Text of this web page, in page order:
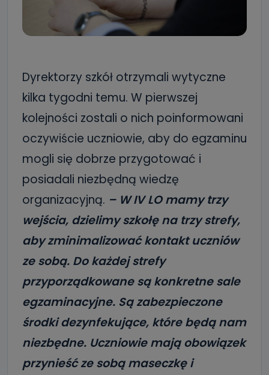
Dyrektorzy szkół otrzymali wytyczne
kilka tygodni temu. W pierwszej
kolejności zostali o nich poinformowani
oczywiście uczniowie, aby do egzaminu
mogli się dobrze przygotować i
posiadali niezbędną wiedzę
organizacyjną. – W IV LO mamy trzy
wejścia, dzielimy szkołę na trzy strefy,
aby zminimalizować kontakt uczniów
ze sobą. Do każdej strefy
przyporządkowane są konkretne sale
egzaminacyjne. Są zabezpieczone
środki dezynfekujące, które będą nam
niezbędne. Uczniowie mają obowiązek
przynieść ze sobą maseczkę i